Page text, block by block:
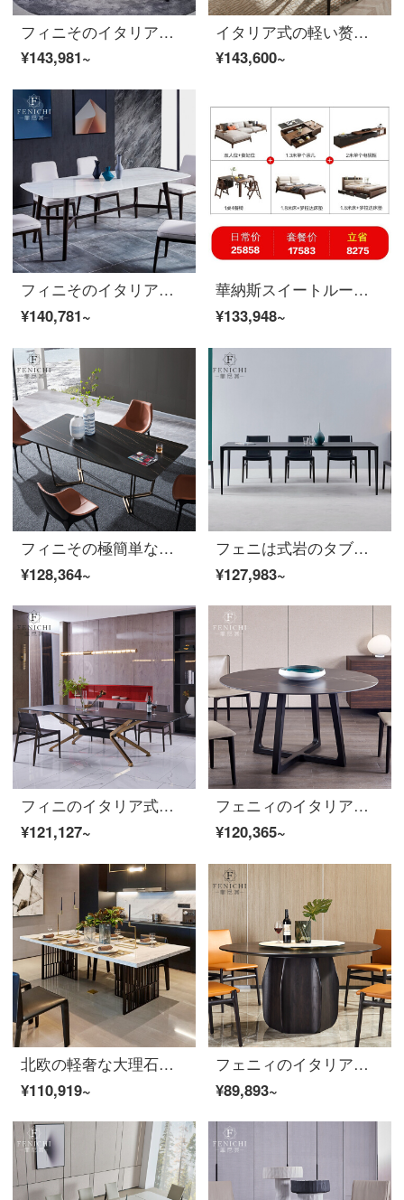
フィニそのイタリア式の極簡単な白い蝋の木は全テーブルが丸太で、テーブルとテーブルがセットになっています。六テーブルとテーブルがセットになっています。
¥143,981~
イタリア式の軽い赘沢な岩板の食卓は极めて简単な長方形の1テーブルの6つの椅子と组み合わせます。
¥143,600~
フィニそのイタリア式の簡単なテーブルとテーブルの組み合わせ6人のレストランのテーブル北欧長方形の大理石テーブルカスタムテーブル6つのテーブル【2.2メートル】
¥140,781~
華納斯スイートルーム北欧現代簡素全屋セットの優待価格は全屋12点セットで北欧現代風を購入します。
¥133,948~
フィニその極簡単な岩板の食卓は軽くて贅沢な食卓の家庭用現代簡単で高級な食事台のステンレスの長方形のテーブルと椅子を組み合わせてテーブルの六椅子のイタリア式を極めて簡単です。
¥128,364~
フェニは式岩のタブレットテーブルを意味します。イタリアの軽い贅沢な風がとてもシンプルで、大きな部屋型のステンレスの長方形の3メートルのテーブル（2400*1000*740 mm）の意味が分かります。
¥127,983~
フィニのイタリア式の極簡単な長方形輸入岩板テーブル黒い大理石の別荘軽い贅沢な食卓家庭用【テーブル】3000*1000*760 mm
¥121,127~
フェニィのイタリア式の極簡単な岩板の円の食卓のデザイナーは簡単に現代の小さい部屋型の食事のテーブルと椅子を組み合わせて家庭用の6人の食卓のイタリア式のきわめて簡単です。
¥120,365~
北欧の軽奢な大理石の食卓ステンレスの後、現代では極簡単な長方形のテーブルとテーブルの組み合わせレストランのジャズホワイト大理石のテーブルの上に六椅子（2メートル）があります。
¥110,919~
フェニィのイタリア式の極簡単なテーブルです。1.5 mのテーブル付きの北欧風のシンプルなテーブルテーブルです。φ1500*740 mmのイタリア式はとてもシンプルです。
¥89,893~